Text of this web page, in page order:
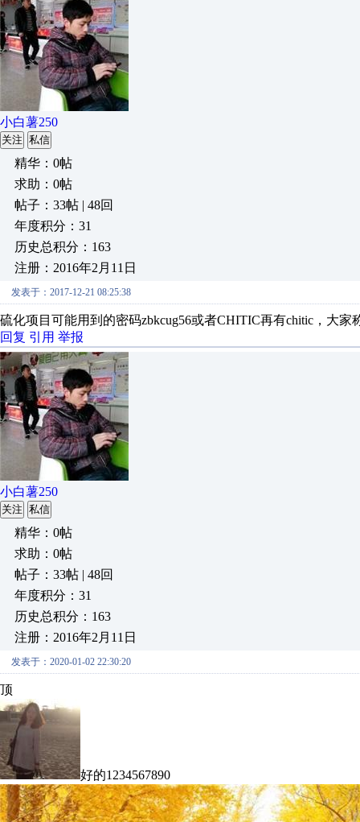
小白薯250
关注 私信
精华：0帖
求助：0帖
帖子：33帖 | 48回
年度积分：31
历史总积分：163
注册：2016年2月11日
发表于：2017-12-21 08:25:38
硫化项目可能用到的密码zbkcug56或者CHITIC再有chitic，大
回复 引用 举报
小白薯250
关注 私信
精华：0帖
求助：0帖
帖子：33帖 | 48回
年度积分：31
历史总积分：163
注册：2016年2月11日
发表于：2020-01-02 22:30:20
顶
好的1234567890